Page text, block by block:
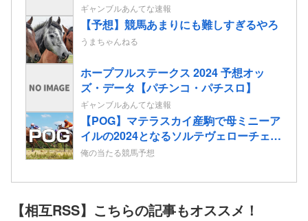
ギャンブルあんてな速報
【予想】競馬あまりにも難しすぎるやろ
うまちゃんねる
ホープフルステークス 2024 予想オッ
ズ・データ【パチンコ・パチスロ】
ギャンブルあんてな速報
【POG】マテラスカイ産駒で母ミニーア
イルの2024となるソルテヴェローチェの
2歳情報
俺の当たる競馬予想
【相互RSS】こちらの記事もオススメ！